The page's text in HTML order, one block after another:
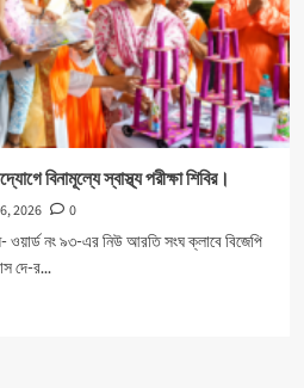
বিনামূল্যে স্বাস্থ্য পরীক্ষা শিবির।
2026
0
নং ৯৩-এর নিউ আরতি সংঘ ক্লাবে বিজেপি
দে-র...